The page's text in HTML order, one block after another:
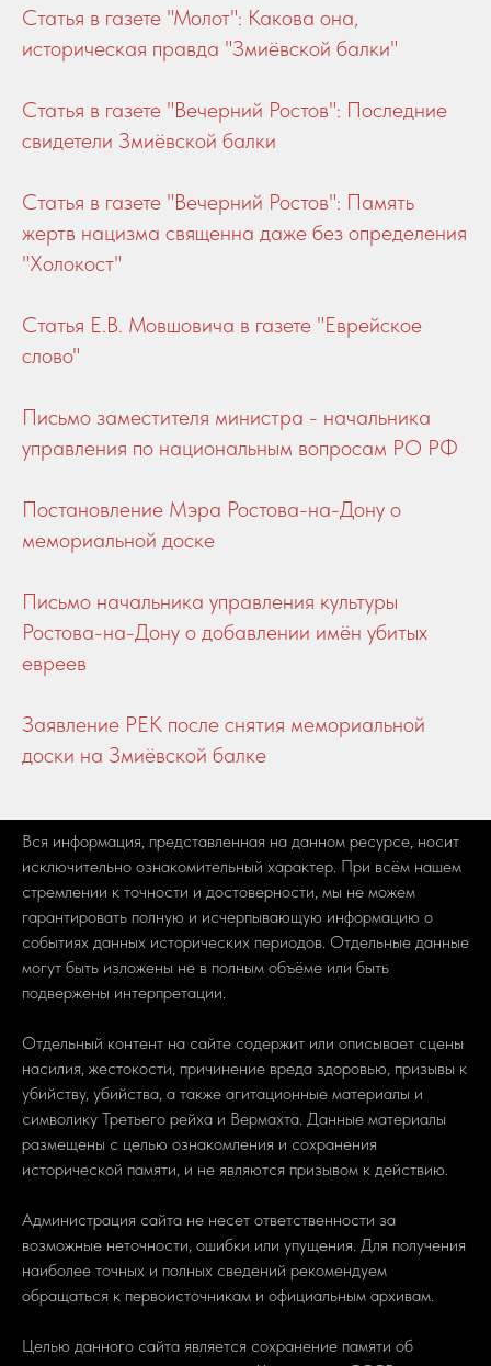
Статья в газете "Молот": Какова она,
историческая правда "Змиёвской балки"
Статья в газете "Вечерний Ростов": Последние
свидетели Змиёвской балки
Статья в газете "Вечерний Ростов": Память
жертв нацизма священна даже без определения
"Холокост"
Статья Е.В. Мовшовича в газете "Еврейское
слово"
Письмо заместителя министра - начальника
управления по национальным вопросам РО РФ
Постановление Мэра Ростова-на-Дону о
мемориальной доске
Письмо начальника управления культуры
Ростова-на-Дону о добавлении имён убитых
евреев
Заявление РЕК после снятия мемориальной
доски на Змиёвской балке
Вся информация, представленная на данном ресурсе, носит
исключительно ознакомительный характер. При всём нашем
стремлении к точности и достоверности, мы не можем
гарантировать полную и исчерпывающую информацию о
событиях данных исторических периодов. Отдельные данные
могут быть изложены не в полным объёме или быть
подвержены интерпретации.
Отдельный контент на сайте содержит или описывает сцены
насилия, жестокости, причинение вреда здоровью, призывы к
убийству, убийства, а также агитационные материалы и
символику Третьего рейха и Вермахта. Данные материалы
размещены с целью ознакомления и сохранения
исторической памяти, и не являются призывом к действию.
Администрация сайта не несет ответственности за
возможные неточности, ошибки или упущения. Для получения
наиболее точных и полных сведений рекомендуем
обращаться к первоисточникам и официальным архивам.
Целью данного сайта является сохранение памяти об